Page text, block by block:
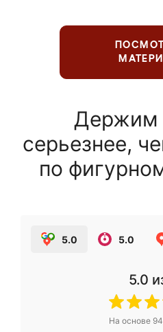
Держим
серьезнее,
по
5.0 5.0
5.0
На основе